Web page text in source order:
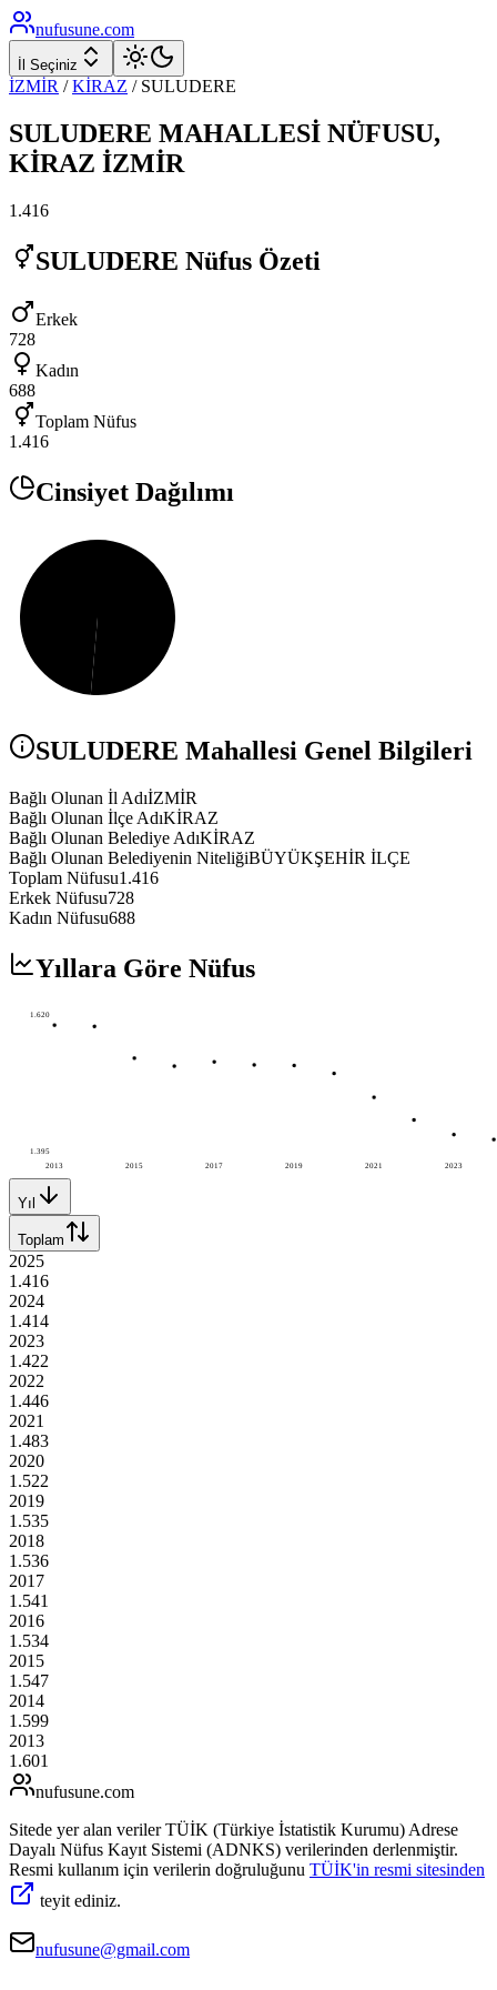
nufusune.com
İl Seçiniz
İZMİR / KİRAZ / SULUDERE
SULUDERE MAHALLESİ NÜFUSU,
KİRAZ İZMİR
1.416
SULUDERE Nüfus Özeti
Erkek
728
Kadın
688
Toplam Nüfus
1.416
Cinsiyet Dağılımı
SULUDERE Mahallesi Genel Bilgileri
Bağlı Olunan İl AdıİZMİR
Bağlı Olunan İlçe AdıKİRAZ
Bağlı Olunan Belediye AdıKİRAZ
Bağlı Olunan Belediyenin NiteliğiBÜYÜKŞEHİR İLÇE
Toplam Nüfusu1.416
Erkek Nüfusu728
Kadın Nüfusu688
Yıllara Göre Nüfus
2013 2015 2017 2019 2021 2023
1.620
1.395
Yıl
Toplam
2025
1.416
2024
1.414
2023
1.422
2022
1.446
2021
1.483
2020
1.522
2019
1.535
2018
1.536
2017
1.541
2016
1.534
2015
1.547
2014
1.599
2013
1.601
nufusune.com
Sitede yer alan veriler TÜİK (Türkiye İstatistik Kurumu) Adrese
Dayalı Nüfus Kayıt Sistemi (ADNKS) verilerinden derlenmiştir.
Resmi kullanım için verilerin doğruluğunu TÜİK'in resmi sitesinden
teyit ediniz.
nufusune@gmail.com